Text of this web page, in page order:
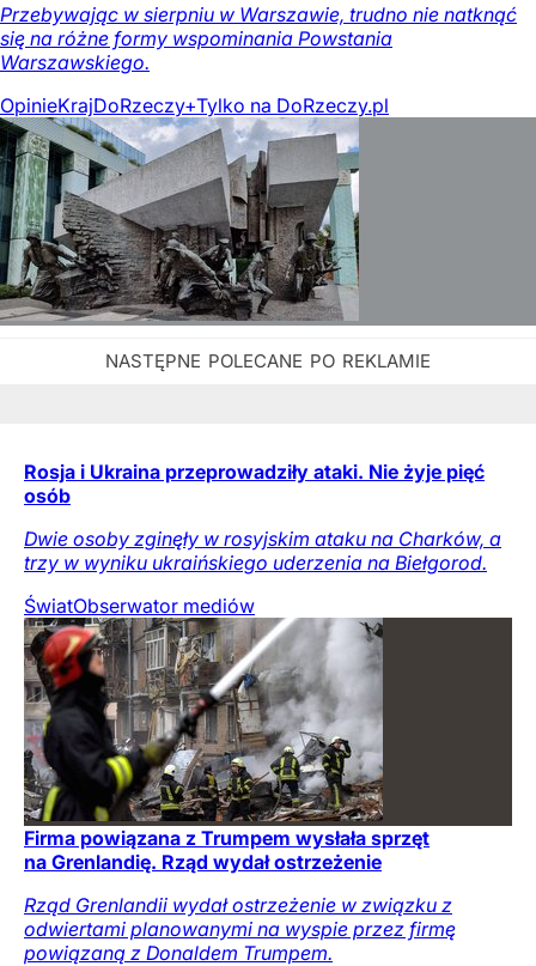
Przebywając w sierpniu w Warszawie, trudno nie natknąć
się na różne formy wspominania Powstania
Warszawskiego.
OpinieKrajDoRzeczy+Tylko na DoRzeczy.pl
Rosja i Ukraina przeprowadziły ataki. Nie żyje pięć
osób
Dwie osoby zginęły w rosyjskim ataku na Charków, a
trzy w wyniku ukraińskiego uderzenia na Biełgorod.
ŚwiatObserwator mediów
Firma powiązana z Trumpem wysłała sprzęt
na Grenlandię. Rząd wydał ostrzeżenie
Rząd Grenlandii wydał ostrzeżenie w związku z
odwiertami planowanymi na wyspie przez firmę
powiązaną z Donaldem Trumpem.